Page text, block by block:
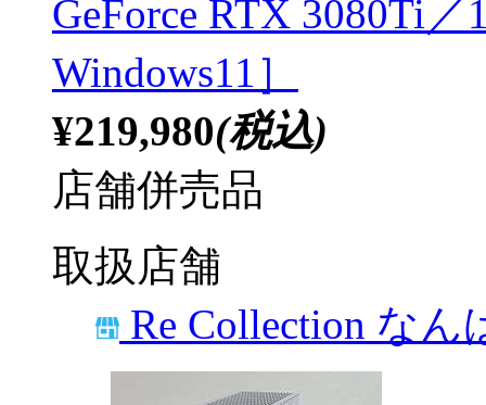
GeForce RTX 3080Ti
Windows11］
¥219,980(税込)
店舗併売品
取扱店舗
Re Collection なん